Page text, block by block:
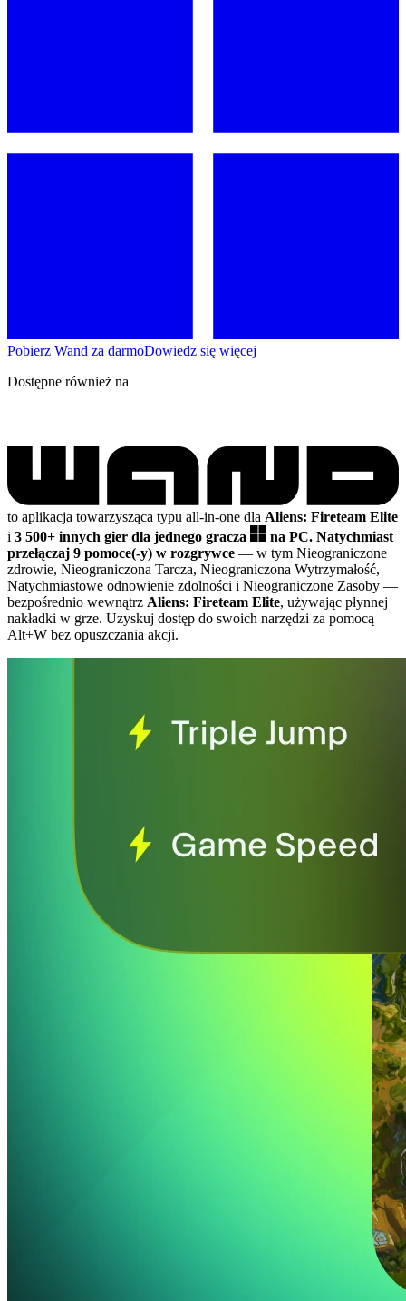
Pobierz Wand za darmoDowiedz się więcej
Dostępne również na
to aplikacja towarzysząca typu all-in-one dla Aliens: Fireteam Elite
i 3 500+ innych gier dla jednego gracza na PC. Natychmiast
przełączaj 9 pomoce(-y) w rozgrywce — w tym Nieograniczone
zdrowie, Nieograniczona Tarcza, Nieograniczona Wytrzymałość,
Natychmiastowe odnowienie zdolności i Nieograniczone Zasoby —
bezpośrednio wewnątrz Aliens: Fireteam Elite, używając płynnej
nakładki w grze. Uzyskuj dostęp do swoich narzędzi za pomocą
Alt+W bez opuszczania akcji.